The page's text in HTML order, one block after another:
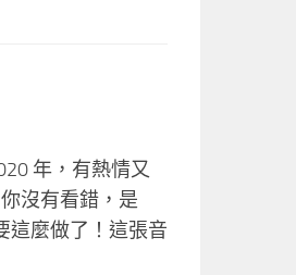
年，有熱情又
沒有看錯，是
這麼做了！這張音